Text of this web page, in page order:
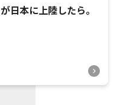
日本に上陸したら。